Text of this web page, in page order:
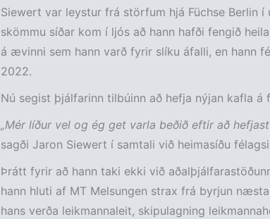
Siewert var leystur frá störfum hjá Füchse Berlin
skömmu síðar kom í ljós að hann hafði fengið
á ævinni sem hann varð fyrir slíku áfalli, en hann
2022.
Nú segist þjálfarinn tilbúinn að hefja nýjan kafla á
„Mér líður vel og ég get varla beðið eftir að
sagði Jaron Siewert í samtali við heimasíðu
Þrátt fyrir að hann taki ekki við
hann hluti af MT Melsungen strax frá byrjun
hans verða leikmannaleit, skipulagning